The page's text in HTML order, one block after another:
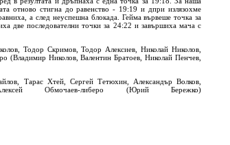
отново стигна до равенство - 19:19 и дпри излязохме
а след неуспешна блокада. Гейма вървеше точка за
две последователни точки за 24:22 и завършиха мача с
Тодор Скримов, Тодор Алексиев, Николай Николов,
(Владимир Николов, Валентин Братоев, Николай Пенчев,
Тарас Хтей, Сергей Тетюхин, Александър Волков,
Обмочаев-либеро (Юрий Бережко)